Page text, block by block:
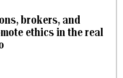
brokers, and
ethics in the real